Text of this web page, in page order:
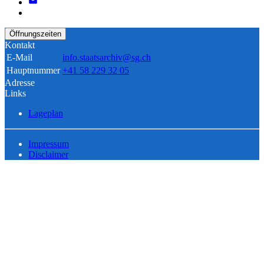
Öffnungszeiten
Kontakt
E-Mail
info.staatsarchiv@sg.ch
Hauptnummer +41 58 229 32 05
Adresse
Links
Lageplan
Impressum
Disclaimer